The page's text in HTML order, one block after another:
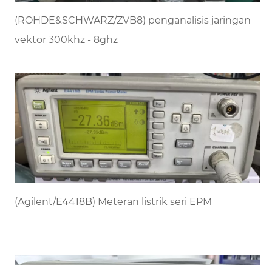
(ROHDE&SCHWARZ/ZVB8) penganalisis jaringan
vektor 300khz - 8ghz
(Agilent/E4418B) Meteran listrik seri EPM